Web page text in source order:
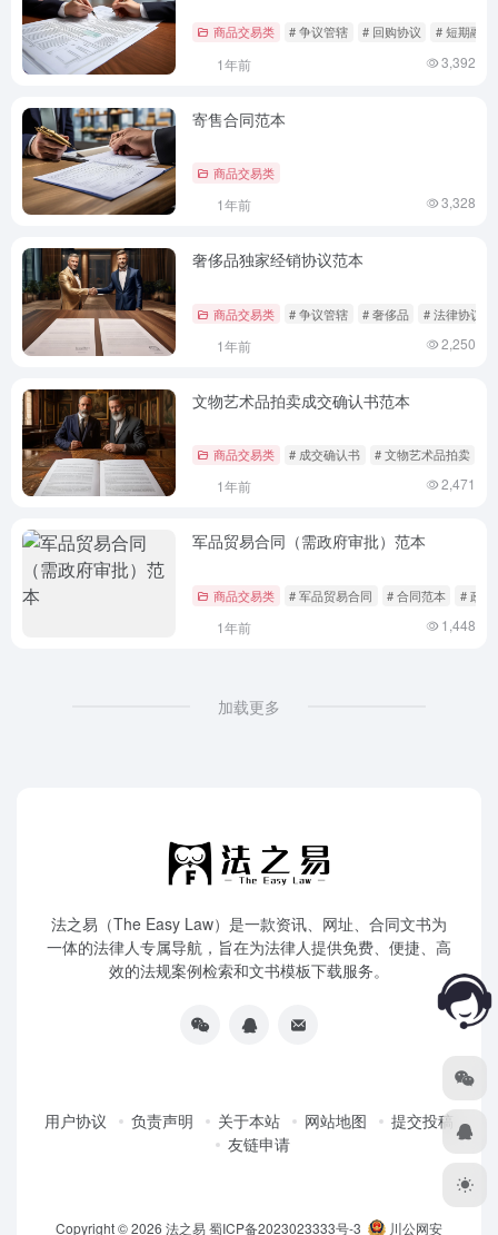
商品交易类 # 争议管辖 # 回购协议 # 短期融资
1年前 3,392
寄售合同范本
商品交易类
1年前 3,328
奢侈品独家经销协议范本
商品交易类 # 争议管辖 # 奢侈品 # 法律协议
1年前 2,250
文物艺术品拍卖成交确认书范本
商品交易类 # 成交确认书 # 文物艺术品拍卖
1年前 2,471
军品贸易合同（需政府审批）范本
商品交易类 # 军品贸易合同 # 合同范本 # 政府
1年前 1,448
加载更多
法之易（The Easy Law）是一款资讯、网址、合同文书为
一体的法律人专属导航，旨在为法律人提供免费、便捷、高
效的法规案例检索和文书模板下载服务。
用户协议 负责声明 关于本站 网站地图
提交投稿
友链申请
Copyright © 2026 法之易蜀ICP备2023023333号-3 川公网安